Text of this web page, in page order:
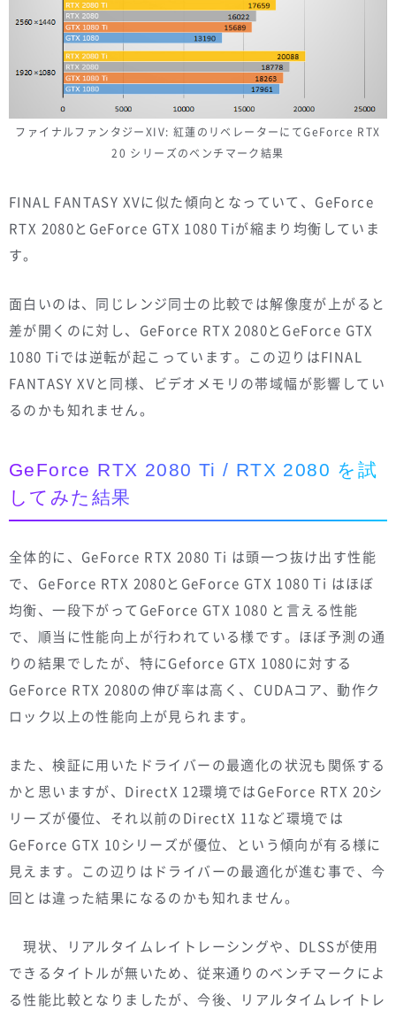
ファイナルファンタジーXIV: 紅蓮のリベレーターにてGeForce RTX
20 シリーズのベンチマーク結果
FINAL FANTASY XVに似た傾向となっていて、GeForce
RTX 2080とGeForce GTX 1080 Tiが縮まり均衡していま
す。
面白いのは、同じレンジ同士の比較では解像度が上がると
差が開くのに対し、GeForce RTX 2080とGeForce GTX
1080 Tiでは逆転が起こっています。この辺りはFINAL
FANTASY XVと同様、ビデオメモリの帯域幅が影響してい
るのかも知れません。
GeForce RTX 2080 Ti / RTX 2080 を試
してみた結果
全体的に、GeForce RTX 2080 Ti は頭一つ抜け出す性能
で、GeForce RTX 2080とGeForce GTX 1080 Ti はほぼ
均衡、一段下がってGeForce GTX 1080 と言える性能
で、順当に性能向上が行われている様です。ほぼ予測の通
りの結果でしたが、特にGeforce GTX 1080に対する
GeForce RTX 2080の伸び率は高く、CUDAコア、動作ク
ロック以上の性能向上が見られます。
また、検証に用いたドライバーの最適化の状況も関係する
かと思いますが、DirectX 12環境ではGeForce RTX 20シ
リーズが優位、それ以前のDirectX 11など環境では
GeForce GTX 10シリーズが優位、という傾向が有る様に
見えます。この辺りはドライバーの最適化が進む事で、今
回とは違った結果になるのかも知れません。
現状、リアルタイムレイトレーシングや、DLSSが使用
できるタイトルが無いため、従来通りのベンチマークによ
る性能比較となりましたが、今後、リアルタイムレイトレ